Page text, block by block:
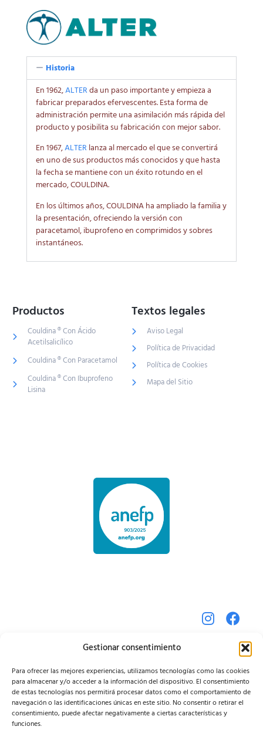
Gestionar consentimiento
Para ofrecer las mejores experiencias, utilizamos tecnologías como las cookies
para almacenar y/o acceder a la información del dispositivo. El consentimiento
de estas tecnologías nos permitirá procesar datos como el comportamiento de
navegación o las identificaciones únicas en este sitio. No consentir o retirar el
consentimiento, puede afectar negativamente a ciertas características y
funciones.
Historia
En 1962,ALTERda un paso importante y empieza a
fabricar preparados efervescentes. Esta forma de
administración permite una asimilación más rápida del
producto y posibilita su fabricación con mejor sabor.
En 1967,ALTER lanza al mercado el que se convertirá
en uno de sus productos más conocidos y que hasta
la fecha se mantiene con un éxito rotundo en el
mercado, COULDINA.
En los últimos años, COULDINA ha ampliado la familia y
la presentación, ofreciendo la versión con
paracetamol, ibuprofeno en comprimidos y sobres
instantáneos.
Productos
Couldina ® Con Ácido
Acetilsalicílico
Couldina ® Con Paracetamol
Couldina ® Con Ibuprofeno
Lisina
Textos legales
Aviso Legal
Política de Privacidad
Política de Cookies
Mapa del Sitio